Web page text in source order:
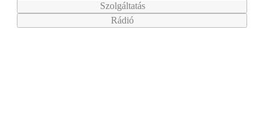
Szolgáltatás
Rádió